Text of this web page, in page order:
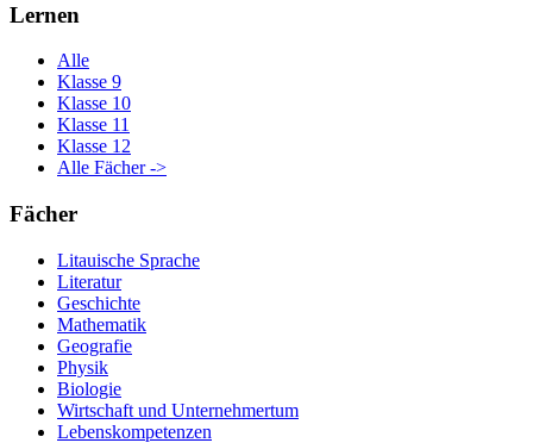
Lernen
Alle
Klasse 9
Klasse 10
Klasse 11
Klasse 12
Alle Fächer ->
Fächer
Litauische Sprache
Literatur
Geschichte
Mathematik
Geografie
Physik
Biologie
Wirtschaft und Unternehmertum
Lebenskompetenzen